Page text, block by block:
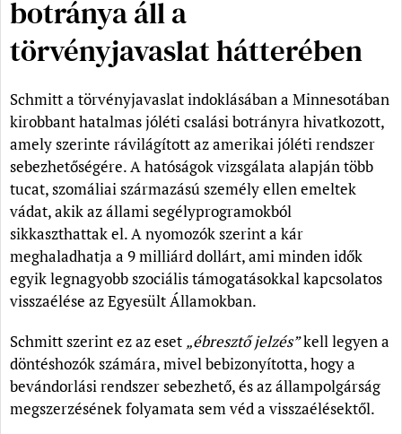
botránya áll a
törvényjavaslat hátterében
Schmitt a törvényjavaslat indoklásában a Minnesotában
kirobbant hatalmas jóléti csalási botrányra hivatkozott,
amely szerinte rávilágított az amerikai jóléti rendszer
sebezhetőségére. A hatóságok vizsgálata alapján több
tucat, szomáliai származású személy ellen emeltek
vádat, akik az állami segélyprogramokból
sikkaszthattak el. A nyomozók szerint a kár
meghaladhatja a 9 milliárd dollárt, ami minden idők
egyik legnagyobb szociális támogatásokkal kapcsolatos
visszaélése az Egyesült Államokban.
Schmitt szerint ez az eset „ébresztő jelzés”kell legyen a
döntéshozók számára, mivel bebizonyította, hogy a
bevándorlási rendszer sebezhető, és az állampolgárság
megszerzésének folyamata sem véd a visszaélésektől.